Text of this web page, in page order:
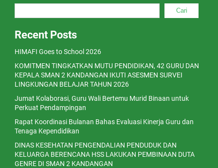
Cari
Recent Posts
HIMAFI Goes to School 2026
KOMITMEN TINGKATKAN MUTU PENDIDIKAN, 42 GURU DAN
KEPALA SMAN 2 KANDANGAN IKUTI ASESMEN SURVEI
LINGKUNGAN BELAJAR TAHUN 2026
Jumat Kolaborasi, Guru Wali Bertemu Murid Binaan untuk
Perkuat Pendampingan
Rapat Koordinasi Bulanan Bahas Evaluasi Kinerja Guru dan
Tenaga Kependidikan
DINAS KESEHATAN PENGENDALIAN PENDUDUK DAN
KELUARGA BERENCANA HSS LAKUKAN PEMBINAAN DUTA
GENRE DI SMAN 2 KANDANGAN